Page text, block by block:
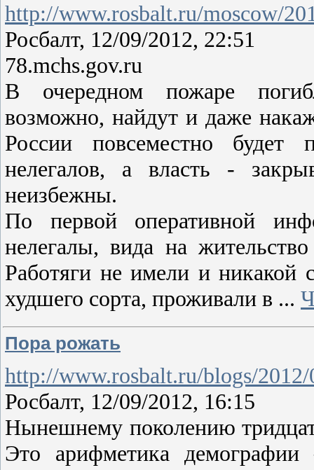
http://www.rosbalt.ru/moscow/
Росбалт, 12/09/2012, 22:51
78.mchs.gov.ru
В очередном пожаре
возможно, найдут и даже
России повсеместно будет
нелегалов, а власть -
неизбежны.
По первой оперативной
нелегалы, вида на
Работяги не имели и никакой
худшего сорта, проживали в ...
Пора рожать
http://www.rosbalt.ru/blogs/
Росбалт, 12/09/2012, 16:15
Нынешнему поколению
Это арифметика